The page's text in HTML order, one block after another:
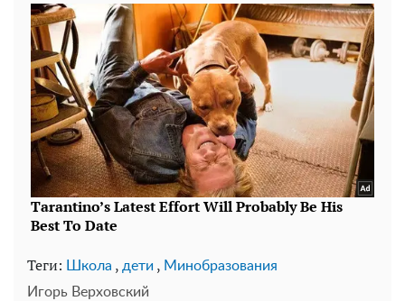
Теги: Школа , дети , Минобразования
Игорь Верховский